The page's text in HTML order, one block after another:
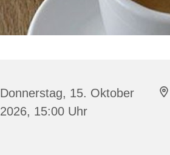
Donnerstag, 15. Oktober
2026, 15:00 Uhr